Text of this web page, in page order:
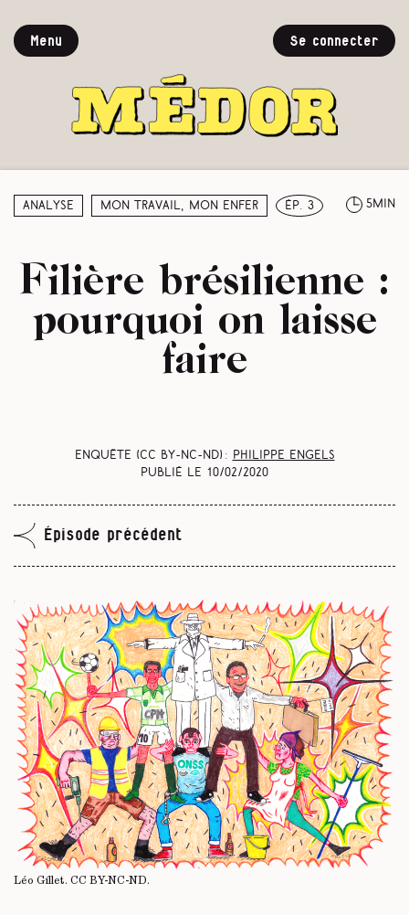
Menu Se connecter
Analyse Mon travail, mon enfer ép. 3 5min
Filière brésilienne :
pourquoi on laisse
faire
Enquête (CC BY-NC-ND) :
Philippe Engels
Publié le 10/02/2020
Épisode précédent
Léo Gillet. CC BY-NC-ND.